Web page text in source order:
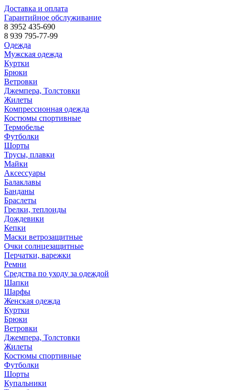
Доставка и оплата
Гарантийное обслуживание
8 3952 435-690
8 939 795-77-99
Одежда
Мужская одежда
Куртки
Брюки
Ветровки
Джемпера, Толстовки
Жилеты
Компрессионная одежда
Костюмы спортивные
Термобелье
Футболки
Шорты
Трусы, плавки
Майки
Аксессуары
Балаклавы
Банданы
Браслеты
Грелки, теплоиды
Дождевики
Кепки
Маски ветрозащитные
Очки солнцезащитные
Перчатки, варежки
Ремни
Средства по уходу за одеждой
Шапки
Шарфы
Женская одежда
Куртки
Брюки
Ветровки
Джемпера, Толстовки
Жилеты
Костюмы спортивные
Футболки
Шорты
Купальники